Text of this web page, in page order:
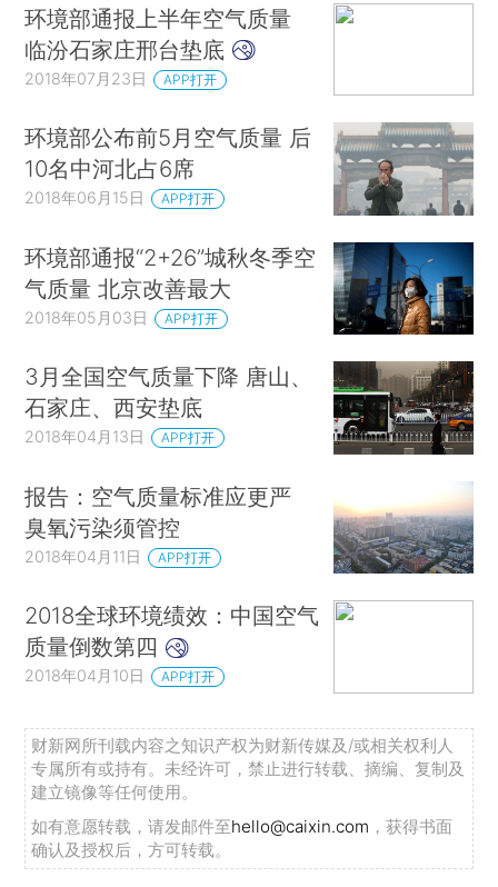
环境部通报上半年空气质量
临汾石家庄邢台垫底
2018年07月23日 APP打开
环境部公布前5月空气质量 后
10名中河北占6席
2018年06月15日 APP打开
环境部通报“2+26”城秋冬季空
气质量 北京改善最大
2018年05月03日 APP打开
3月全国空气质量下降 唐山、
石家庄、西安垫底
2018年04月13日 APP打开
报告：空气质量标准应更严
臭氧污染须管控
2018年04月11日 APP打开
2018全球环境绩效：中国空气
质量倒数第四
2018年04月10日 APP打开
财新网所刊载内容之知识产权为财新传媒及/或相关权利人
专属所有或持有。未经许可，禁止进行转载、摘编、复制及
建立镜像等任何使用。
如有意愿转载，请发邮件至hello@caixin.com ，获得书面
确认及授权后，方可转载。